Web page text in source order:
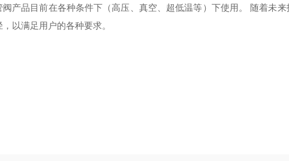
阀产品目前在各种条件下（高压、真空、超低温等）下使用。 随着未
以满足用户的各种要求。